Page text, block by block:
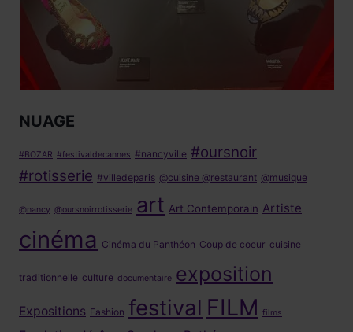
NUAGE
#BOZAR #festivaldecannes #nancyville #oursnoir
#rotisserie #villedeparis @cuisine @restaurant @musique
@nancy @oursnoirrotisserie art Art Contemporain Artiste
cinéma Cinéma du Panthéon Coup de coeur cuisine
traditionnelle culture documentaire exposition
Expositions Fashion festival FILM films